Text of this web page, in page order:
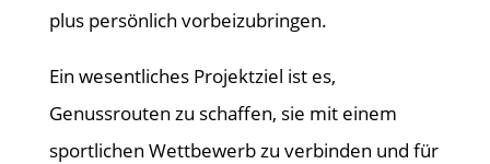
plus persönlich vorbeizubringen.
Ein wesentliches Projektziel ist es,
Genussrouten zu schaffen, sie mit einem
sportlichen Wettbewerb zu verbinden und für